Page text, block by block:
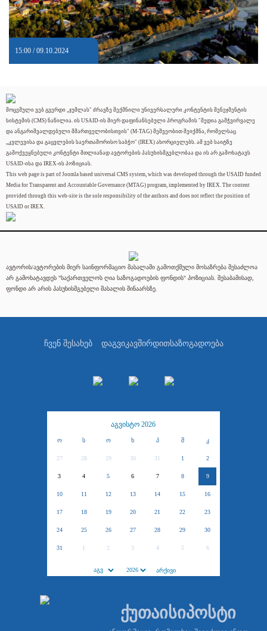
15:00 / 09.10.2024
მოცემული ვებ გვერდი „ჯუმლას" ძრავზე შექმნილი უნივერსალური კონტენტის მენეჯმენტის
სისტემის (CMS) ნაწილია. ის USAID-ის მიერ დაფინანსებული პროგრამის "მედია გამჭვირვალე
და ანგარიშვალდებული მმართველობისთვის" (M-TAG) მეშვეობით შეიქმნა, რომელსაც
„კვლევისა და გაცვლების საერთაშორისო საბჭო" (IREX) ახორციელებს. ამ ვებ საიტზე
გამოქვეყნებული კონტენტი მთლიანად ავტორების პასუხისმგებლობაა და ის არ გამოხატავს
USAID-ისა და IREX-ის პოზიციას.
This web page is part of Joomla based universal CMS system, which was developed through the USAID funded
Media for Transparent and Accountable Governance (MTAG) program, implemented by IREX. The content
provided through this web-site is the sole responsibility of the authors and does not reflect the position of
USAID or IREX.
ავტორის/ავტორების მიერ საინფორმაციო მასალაში გამოთქმული მოსაზრება შესაძლოა
არ გამოხატავდეს "საქართველოს ღია საზოგადოების ფონდის" პოზიციას. შესაბამისად,
ფონდი არ არის პასუხისმგებელი მასალის შინაარსზე.
ჩვენ შესახებ დაგვიკავშირდითსაზოგადოება
აგვისტო 2026
ო ს ო ხ პ შ კ
27 28 29 30 31 1 2
3 4 5 6 7 8 9
10 11 12 13 14 15 16
17 18 19 20 21 22 23
24 25 26 27 28 29 30
31 1 2 3 4 5 6
ქუთაისიპოსტი